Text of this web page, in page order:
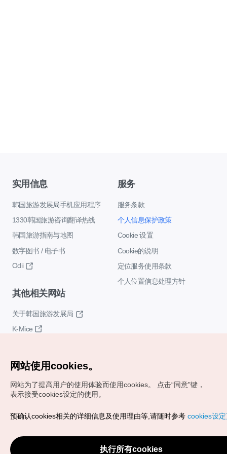
实用信息
韩国旅游发展局手机应用程序
1330韩国旅游咨询翻译热线
韩国旅游指南与地图
数字图书 / 电子书
Odii
服务
服务条款
个人信息保护政策
Cookie 设置
Cookie的说明
定位服务使用条款
个人位置信息处理方针
其他相关网站
关于韩国旅游发展局
K-Mice
Copyrights (c) 韩国旅游发展局版权所有
VISITKOREA官方邮箱
chnsim@knto.or.kr
网站使用cookies。
网站为了提高用户的使用体验而使用cookies。
点击“同意"键，
表示接受cookies设定的使用。
预确认cookies相关的详细信息及使用理由等,请随时参考 cookies设
执行所有cookies